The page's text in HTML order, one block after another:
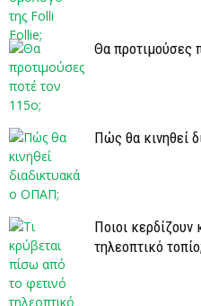
Θα προτιμούσες
Πώς θα κινηθεί
Ποιοι κερδίζουν
τηλεοπτικό